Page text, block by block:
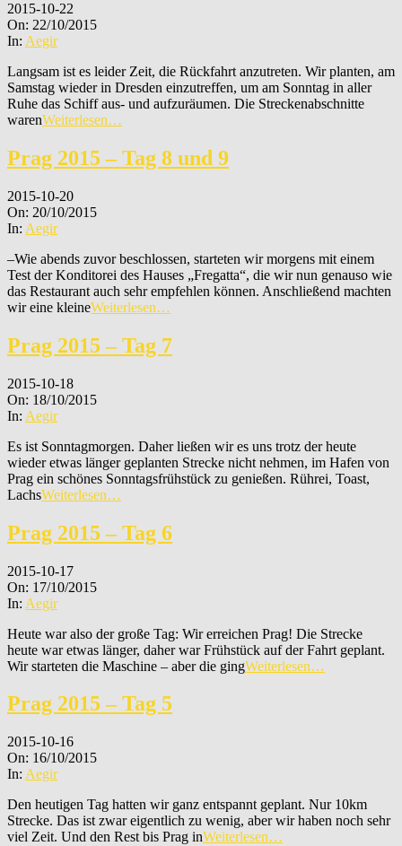
2015-10-22
On: 22/10/2015
In: Aegir
Langsam ist es leider Zeit, die Rückfahrt anzutreten. Wir planten, am
Samstag wieder in Dresden einzutreffen, um am Sonntag in aller
Ruhe das Schiff aus- und aufzuräumen. Die Streckenabschnitte
warenWeiterlesen…
Prag 2015 – Tag 8 und 9
2015-10-20
On: 20/10/2015
In: Aegir
–Wie abends zuvor beschlossen, starteten wir morgens mit einem
Test der Konditorei des Hauses „Fregatta“, die wir nun genauso wie
das Restaurant auch sehr empfehlen können. Anschließend machten
wir eine kleineWeiterlesen…
Prag 2015 – Tag 7
2015-10-18
On: 18/10/2015
In: Aegir
Es ist Sonntagmorgen. Daher ließen wir es uns trotz der heute
wieder etwas länger geplanten Strecke nicht nehmen, im Hafen von
Prag ein schönes Sonntagsfrühstück zu genießen. Rührei, Toast,
LachsWeiterlesen…
Prag 2015 – Tag 6
2015-10-17
On: 17/10/2015
In: Aegir
Heute war also der große Tag: Wir erreichen Prag! Die Strecke
heute war etwas länger, daher war Frühstück auf der Fahrt geplant.
Wir starteten die Maschine – aber die gingWeiterlesen…
Prag 2015 – Tag 5
2015-10-16
On: 16/10/2015
In: Aegir
Den heutigen Tag hatten wir ganz entspannt geplant. Nur 10km
Strecke. Das ist zwar eigentlich zu wenig, aber wir haben noch sehr
viel Zeit. Und den Rest bis Prag inWeiterlesen…